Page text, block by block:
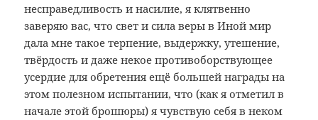
несправедливость и насилие, я клятвенно
заверяю вас, что свет и сила веры в Иной мир
дала мне такое терпение, выдержку, утешение,
твёрдость и даже некое противоборствующее
усердие для обретения ещё большей награды на
этом полезном испытании, что (как я отметил в
начале этой брошюры) я чувствую себя в неком